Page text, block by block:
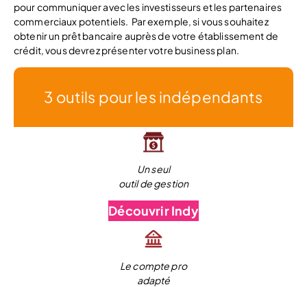
pour communiquer avec les investisseurs et les partenaires
commerciaux potentiels. Par exemple, si vous souhaitez
obtenir un prêt bancaire auprès de votre établissement de
crédit, vous devrez présenter votre business plan.
3 outils pour les indépendants
Un seul
outil de gestion
Découvrir Indy
Le compte pro
adapté